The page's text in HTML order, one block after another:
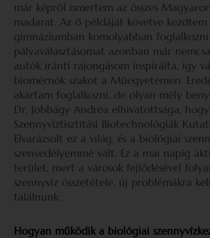
már képről ismertem az összes
madarat. Az ő példáját követve kezdtem
gimnáziumban komolyabban
pályaválasztásomat azonban már
autók iránti rajongásom inspirálta, így
biomérnök szakot a Műegyetemen.
akartam foglalkozni, de olyan mély
Dr. Jobbágy Andrea elhivatottsága,
Szennyvíztisztítási Biotechnológiák
Elvarázsolt ez a világ, és a biológiai
szenvedélyemmé vált. Ez a mai napig
terület, mert a városok fejlődésével
szennyvíz összetétele, új problémákra
találnunk.
Hogyan működik a biológiai